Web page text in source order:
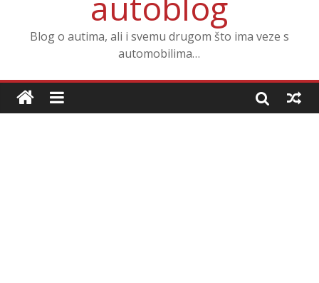
Blog o autima, ali i svemu drugom što ima veze s
automobilima…